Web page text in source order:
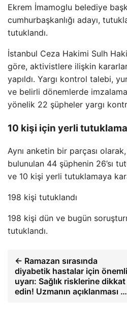
Ekrem İmamoglu belediye
cumhurbaşkanlığı adayı,
tutuklandı.
İstanbul Ceza Hakimi Sulh
göre, aktivistlere ilişkin
yapıldı. Yargı kontrol talebi,
ve belirli dönemlerde
yönelik 22 şüpheler yargı
10 kişi için yerli tutuklama
Aynı anketin bir parçası
bulunulan 44 şüphenin 26’sı
ve 10 kişi yerli tutuklamaya
198 kişi tutuklandı
198 kişi dün ve bugün
tutuklandı.
← Ramazan sırasında
diyabetik hastalar için önemli
uyarı: Sağlık risklerine dikkat
edin! Uzmanın açıklanması …